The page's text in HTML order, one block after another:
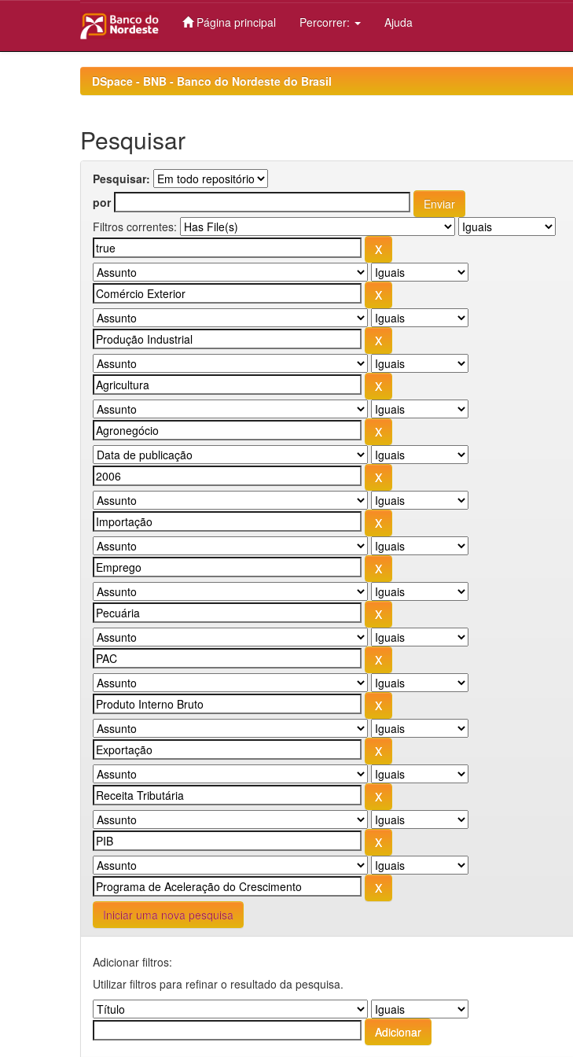
Página principal Percorrer: Ajuda
DSpace - BNB - Banco do Nordeste do Brasil
Pesquisar
Pesquisar:
por
Filtros correntes:
Iniciar uma nova pesquisa
Adicionar filtros:
Utilizar filtros para refinar o resultado da pesquisa.